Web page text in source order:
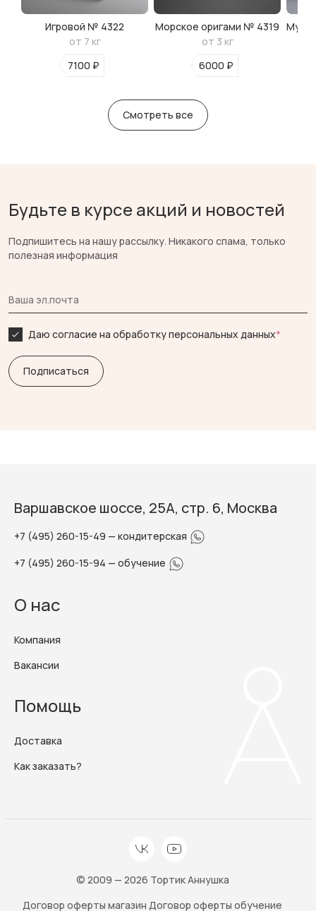
Игровой № 4322
от 7 кг
7100 ₽
Морское оригами № 4319
от 3 кг
6000 ₽
Смотреть все
Будьте в курсе акций и новостей
Подпишитесь на нашу рассылку. Никакого спама, только
полезная информация
Даю согласие на обработку персональных данных*
Варшавское шоссе, 25А, стр. 6, Москва
+7 (495) 260-15-49 — кондитерская
+7 (495) 260-15-94 — обучение
О нас
Компания
Вакансии
Помощь
Доставка
Как заказать?
© 2009 — 2026 Тортик Аннушка
Договор оферты магазин Договор оферты обучение